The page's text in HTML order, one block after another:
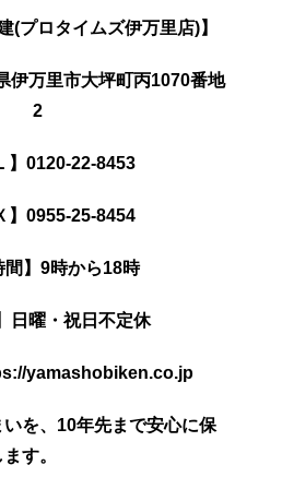
(プロタイムズ伊万里店)】
万里市大坪町丙1070番地
2
】0120-22-8453
】0955-25-8454
間】9時から18時
日曜・祝日不定休
yamashobiken.co.jp
を、10年先まで安心に保
す。